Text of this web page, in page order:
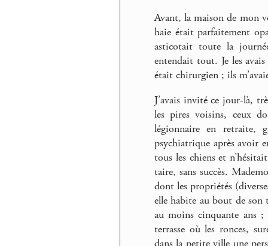
Avant, la maison de mon
haie était parfaitement
asticotait toute la
entendait tout. Je les
était chirurgien ; ils
J’avais invité ce jour-là,
les pires voisins, ceux
légionnaire en
psychiatrique après avoir
tous les chiens et
taire, sans succès.
dont les propriétés
elle habite au bout de son
au moins cinquante ans
terrasse où les ronces,
dans la petite ville une